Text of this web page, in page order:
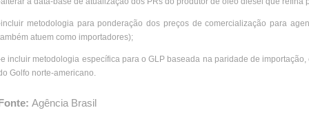
metodologia para ponderação dos preços de comercialização para
atuem como importadores);
incluir metodologia específica para o GLP baseada na paridade de
Golfo norte-americano.
Agência Brasil